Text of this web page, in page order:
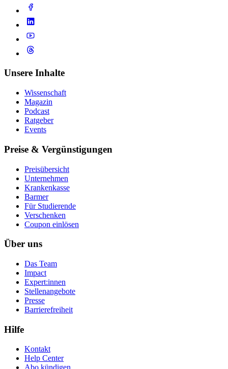
Unsere Inhalte
Wissenschaft
Magazin
Podcast
Ratgeber
Events
Preise & Vergünstigungen
Preisübersicht
Unternehmen
Krankenkasse
Barmer
Für Studierende
Ver­schen­ken
Coupon einlösen
Über uns
Das Team
Impact
Expert:innen
Stellenangebote
Presse
Barrierefreiheit
Hilfe
Kontakt
Help Center